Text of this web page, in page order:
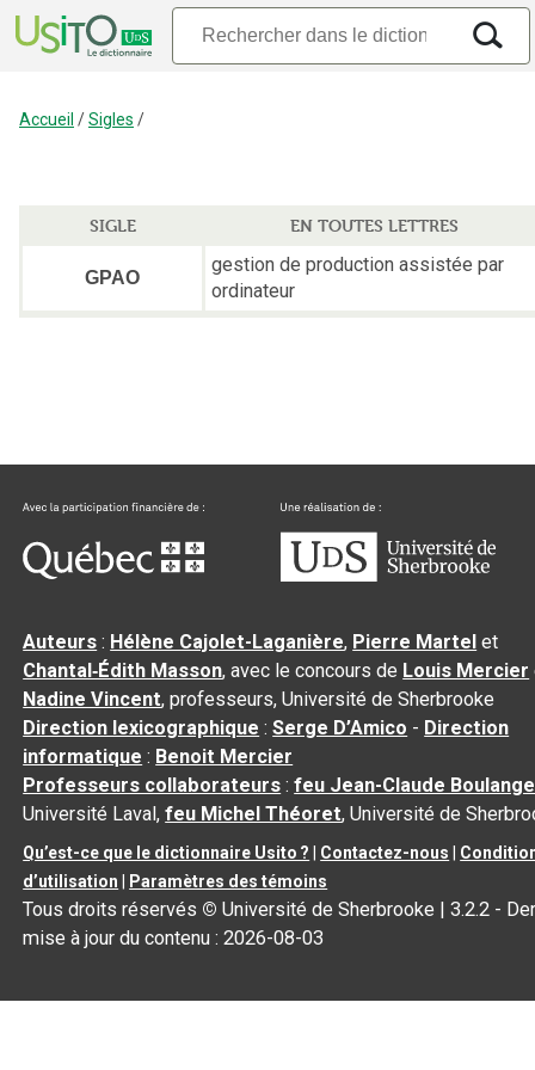
Accueil /Sigles /
SIGLE EN TOUTES LETTRES
GPAO
gestion de production assistée par
ordinateur
Auteurs : Hélène Cajolet-Laganière, Pierre Martel et
Chantal‑Édith Masson, avec le concours de Louis Mercier
Nadine Vincent, professeurs, Université de Sherbrooke
Direction lexicographique :Serge D’Amico - Direction
informatique : Benoit Mercier
Professeurs collaborateurs :feu Jean-Claude
Université Laval,feu Michel Théoret, Université de
Qu’est-ce que le dictionnaire Usito ? Contactez-nous
d’utilisation
Paramètres des témoins
Tous droits réservés © Université de Sherbrooke |3.2.2 -
mise à jour du contenu :2026-08-03